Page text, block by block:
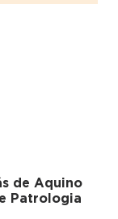
de Aquino
Patrologia